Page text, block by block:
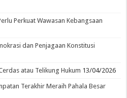
Perkuat Wawasan Kebangsaan
dan Penjagaan Konstitusi
atau Telikung Hukum 13/04/2026
Terakhir Meraih Pahala Besar